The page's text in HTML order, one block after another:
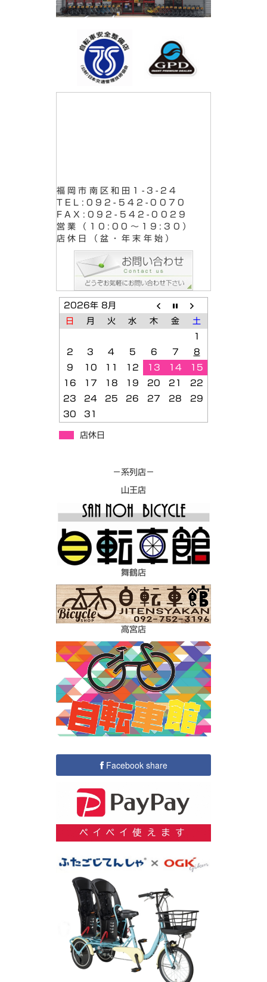
福岡市南区和田1-3-24
TEL:092-542-0070
FAX:092-542-0029
営業（10:00～19:30）
店休日（盆・年末年始）
2026年 8月
日
月 火 水 木 金
土
1
2
3 4 5 6 7
8
9
10 11 12 13 14
15
16
17 18 19 20 21
22
23
24 25 26 27 28
29
30
31
店休日
－系列店－
山王店
舞鶴店
高宮店
Facebook share